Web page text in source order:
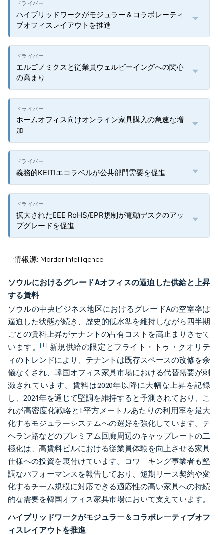
ハイブリッドワークがモジュラー＆コラボレーティ
ブオフィスレイアウトを推進
エルゴノミクスと従業員ウェルビーイングへの関心
の高まり
ホームオフィス向けオンライン家具購入の急速な増
加
義務的KEITIエコラベルが公共部門需要を促進
拡大されたEEE RoHS/EPR規制が電動デスクのアッ
プグレードを促進
情報源: Mordor Intelligence
ソウルにおけるグレードAオフィスの逼迫した供給と上昇
する賃料
ソウルの中央ビジネス地区におけるグレードAの空室率は
逼迫した状態が続き、歴史的低水準を維持しながら四半期
ごとの賃料上昇がテナントの占有コストを高止まりさせて
います。[1] 新規供給の限定とフライト・トゥ・クオリテ
ィのトレンドにより、テナントは既存スペースの改修を余
儀なくされ、韓国オフィス家具市場における代替需要が刺
激されています。賃料は2020年以降に大幅な上昇を記録
し、2024年を通じて堅調を維持すると予測されており、こ
れが高密度化戦略と1平方メートルあたりの利用率を最大
化するモジュラーシステムへの選好を強化しています。テ
ヘラン路などのプレミアム回廊周辺のキャップレートの二
極化は、高賃料ビルにおける従業員体験を向上させる家具
仕様への投資を裏付けています。コワーキング事業者も堅
調なパフォーマンスを報告しており、短期リース契約や変
化するチーム規模に対応できる適応性の高い家具への持続
的な需要を韓国オフィス家具市場において支えています。
ハイブリッドワークがモジュラー＆コラボレーティブオフ
ィスレイアウトを推進